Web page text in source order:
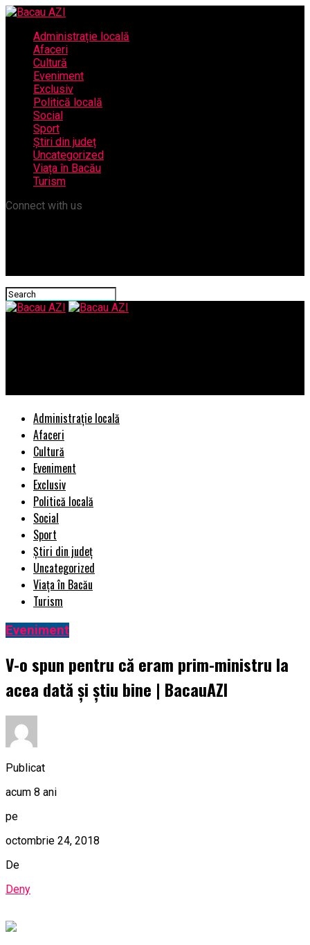
Administrație locală
Afaceri
Cultură
Eveniment
Exclusiv
Politică locală
Social
Sport
Știri din județ
Uncategorized
Viața în Bacău
Turism
Connect with us
Administrație locală
Afaceri
Cultură
Eveniment
Exclusiv
Politică locală
Social
Sport
Știri din județ
Uncategorized
Viața în Bacău
Turism
Eveniment
V-o spun pentru că eram prim-ministru la
acea dată şi ştiu bine | BacauAZI
Publicat
acum 8 ani
pe
octombrie 24, 2018
De
Deny